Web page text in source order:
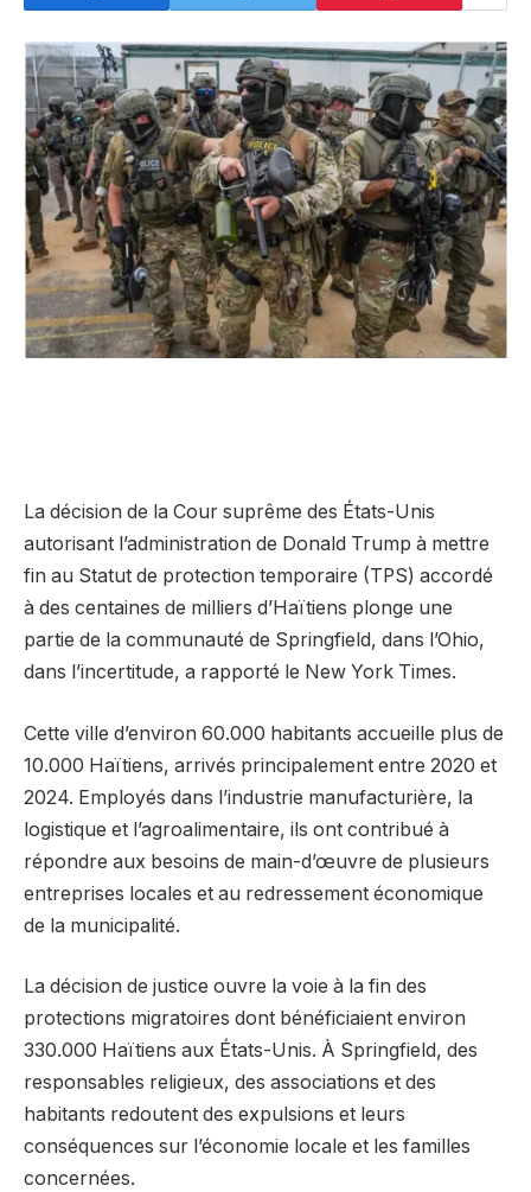
La décision de la Cour suprême des États-Unis
autorisant l’administration de Donald Trump à mettre
fin au Statut de protection temporaire (TPS) accordé
à des centaines de milliers d’Haïtiens plonge une
partie de la communauté de Springfield, dans l’Ohio,
dans l’incertitude, a rapporté le New York Times.
Cette ville d’environ 60.000 habitants accueille plus de
10.000 Haïtiens, arrivés principalement entre 2020 et
2024. Employés dans l’industrie manufacturière, la
logistique et l’agroalimentaire, ils ont contribué à
répondre aux besoins de main-d’œuvre de plusieurs
entreprises locales et au redressement économique
de la municipalité.
La décision de justice ouvre la voie à la fin des
protections migratoires dont bénéficiaient environ
330.000 Haïtiens aux États-Unis. À Springfield, des
responsables religieux, des associations et des
habitants redoutent des expulsions et leurs
conséquences sur l’économie locale et les familles
concernées.